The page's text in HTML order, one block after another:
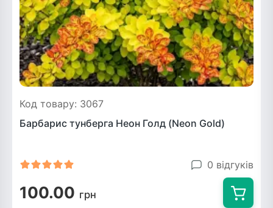
Плющ
Клематіс
Код товару: 3067
Барбарис тунберга Неон Голд (Neon Gold)
0 відгуків
100.00 грн